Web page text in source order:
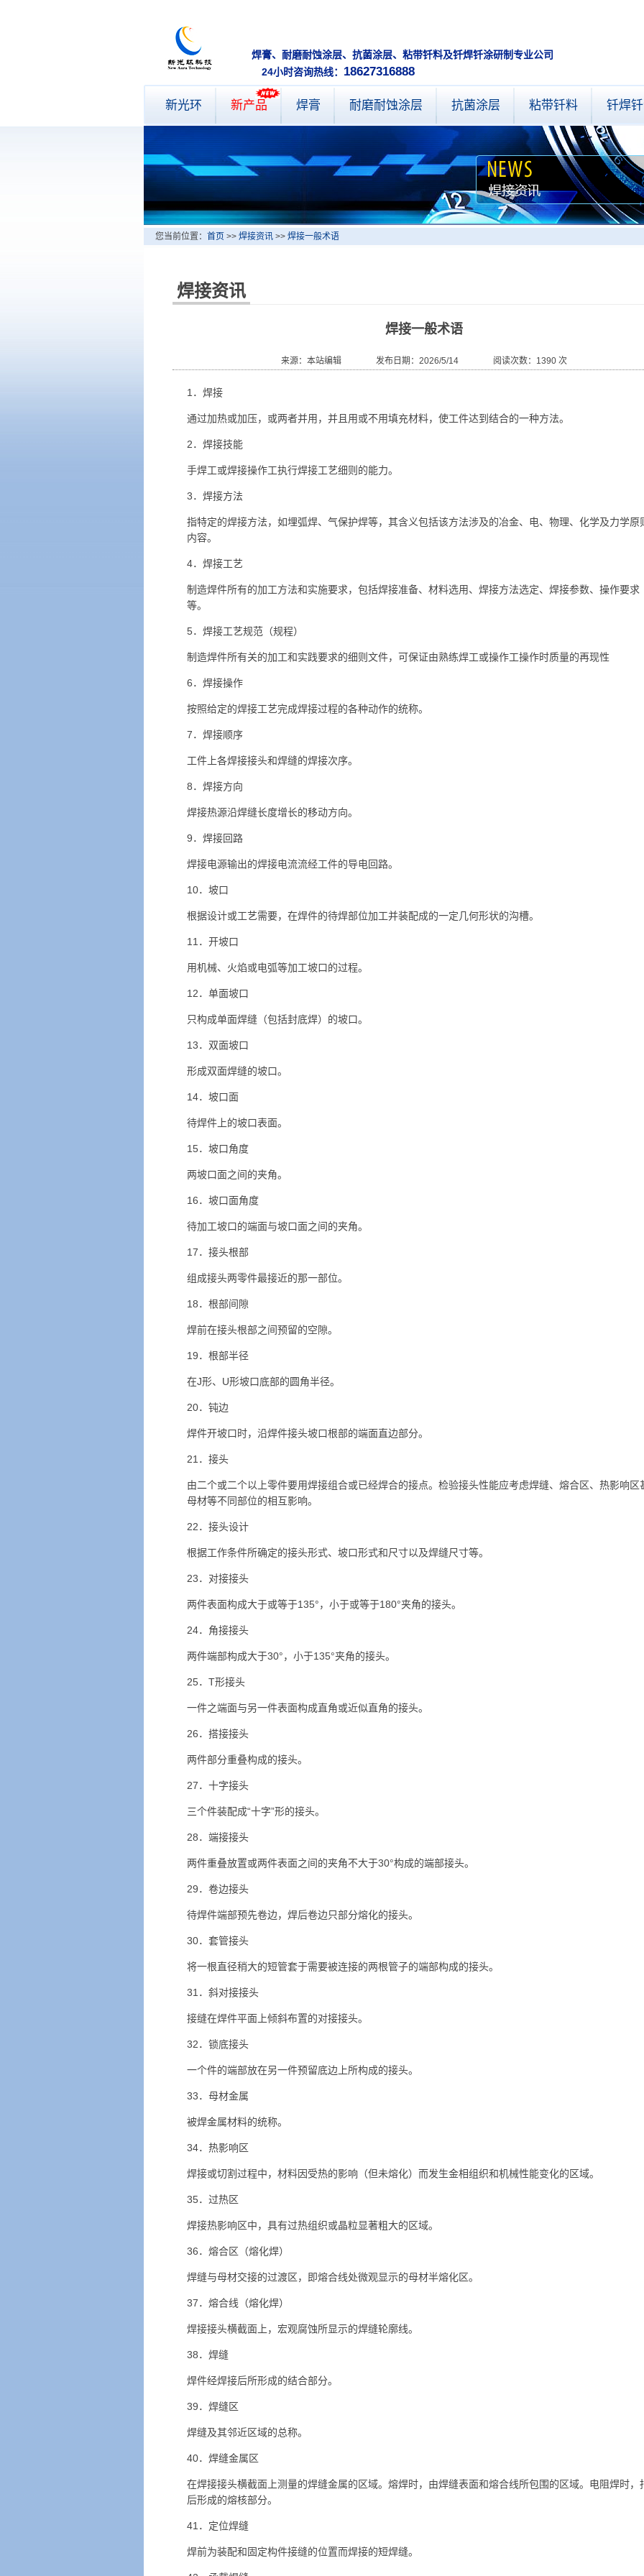
焊膏、耐磨耐蚀涂层、抗菌涂层、粘带钎料及钎焊钎涂研制专业公
24小时咨询热线： 18627316888
新光环 新产品 焊膏 耐磨耐蚀涂层 抗菌涂层 粘带钎料 钎焊
您当前位置： 首页 >> 焊接资讯 >> 焊接一般术语
焊接资讯
焊接一般术语
来源：本站编辑 发布日期：2026/5/14 阅读次数：1390 次
1．焊接
通过加热或加压，或两者并用，并且用或不用填充材料，使工件达到结合的一种方法。
2．焊接技能
手焊工或焊接操作工执行焊接工艺细则的能力。
3．焊接方法
指特定的焊接方法，如埋弧焊、气保护焊等，其含义包括该方法涉及的冶金、电、物理、化学及力学原
内容。
4．焊接工艺
制造焊件所有的加工方法和实施要求，包括焊接准备、材料选用、焊接方法选定、焊接参数、操作要求
等。
5．焊接工艺规范（规程）
制造焊件所有关的加工和实践要求的细则文件，可保证由熟练焊工或操作工操作时质量的再现性
6．焊接操作
按照给定的焊接工艺完成焊接过程的各种动作的统称。
7．焊接顺序
工件上各焊接接头和焊缝的焊接次序。
8．焊接方向
焊接热源沿焊缝长度增长的移动方向。
9．焊接回路
焊接电源输出的焊接电流流经工件的导电回路。
10．坡口
根据设计或工艺需要，在焊件的待焊部位加工并装配成的一定几何形状的沟槽。
11．开坡口
用机械、火焰或电弧等加工坡口的过程。
12．单面坡口
只构成单面焊缝（包括封底焊）的坡口。
13．双面坡口
形成双面焊缝的坡口。
14．坡口面
待焊件上的坡口表面。
15．坡口角度
两坡口面之间的夹角。
16．坡口面角度
待加工坡口的端面与坡口面之间的夹角。
17．接头根部
组成接头两零件最接近的那一部位。
18．根部间隙
焊前在接头根部之间预留的空隙。
19．根部半径
在J形、U形坡口底部的圆角半径。
20．钝边
焊件开坡口时，沿焊件接头坡口根部的端面直边部分。
21．接头
由二个或二个以上零件要用焊接组合或已经焊合的接点。检验接头性能应考虑焊缝、熔合区、热影响区
母材等不同部位的相互影响。
22．接头设计
根据工作条件所确定的接头形式、坡口形式和尺寸以及焊缝尺寸等。
23．对接接头
两件表面构成大于或等于135°，小于或等于180°夹角的接头。
24．角接接头
两件端部构成大于30°，小于135°夹角的接头。
25．T形接头
一件之端面与另一件表面构成直角或近似直角的接头。
26．搭接接头
两件部分重叠构成的接头。
27．十字接头
三个件装配成“十字”形的接头。
28．端接接头
两件重叠放置或两件表面之间的夹角不大于30°构成的端部接头。
29．卷边接头
待焊件端部预先卷边，焊后卷边只部分熔化的接头。
30．套管接头
将一根直径稍大的短管套于需要被连接的两根管子的端部构成的接头。
31．斜对接接头
接缝在焊件平面上倾斜布置的对接接头。
32．锁底接头
一个件的端部放在另一件预留底边上所构成的接头。
33．母材金属
被焊金属材料的统称。
34．热影响区
焊接或切割过程中，材料因受热的影响（但未熔化）而发生金相组织和机械性能变化的区域。
35．过热区
焊接热影响区中，具有过热组织或晶粒显著粗大的区域。
36．熔合区（熔化焊）
焊缝与母材交接的过渡区，即熔合线处微观显示的母材半熔化区。
37．熔合线（熔化焊）
焊接接头横截面上，宏观腐蚀所显示的焊缝轮廓线。
38．焊缝
焊件经焊接后所形成的结合部分。
39．焊缝区
焊缝及其邻近区域的总称。
40．焊缝金属区
在焊接接头横截面上测量的焊缝金属的区域。熔焊时，由焊缝表面和熔合线所包围的区域。电阻焊时，
后形成的熔核部分。
41．定位焊缝
焊前为装配和固定构件接缝的位置而焊接的短焊缝。